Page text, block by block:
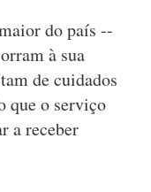
do país --
à sua
de cuidados
que o serviço
a receber